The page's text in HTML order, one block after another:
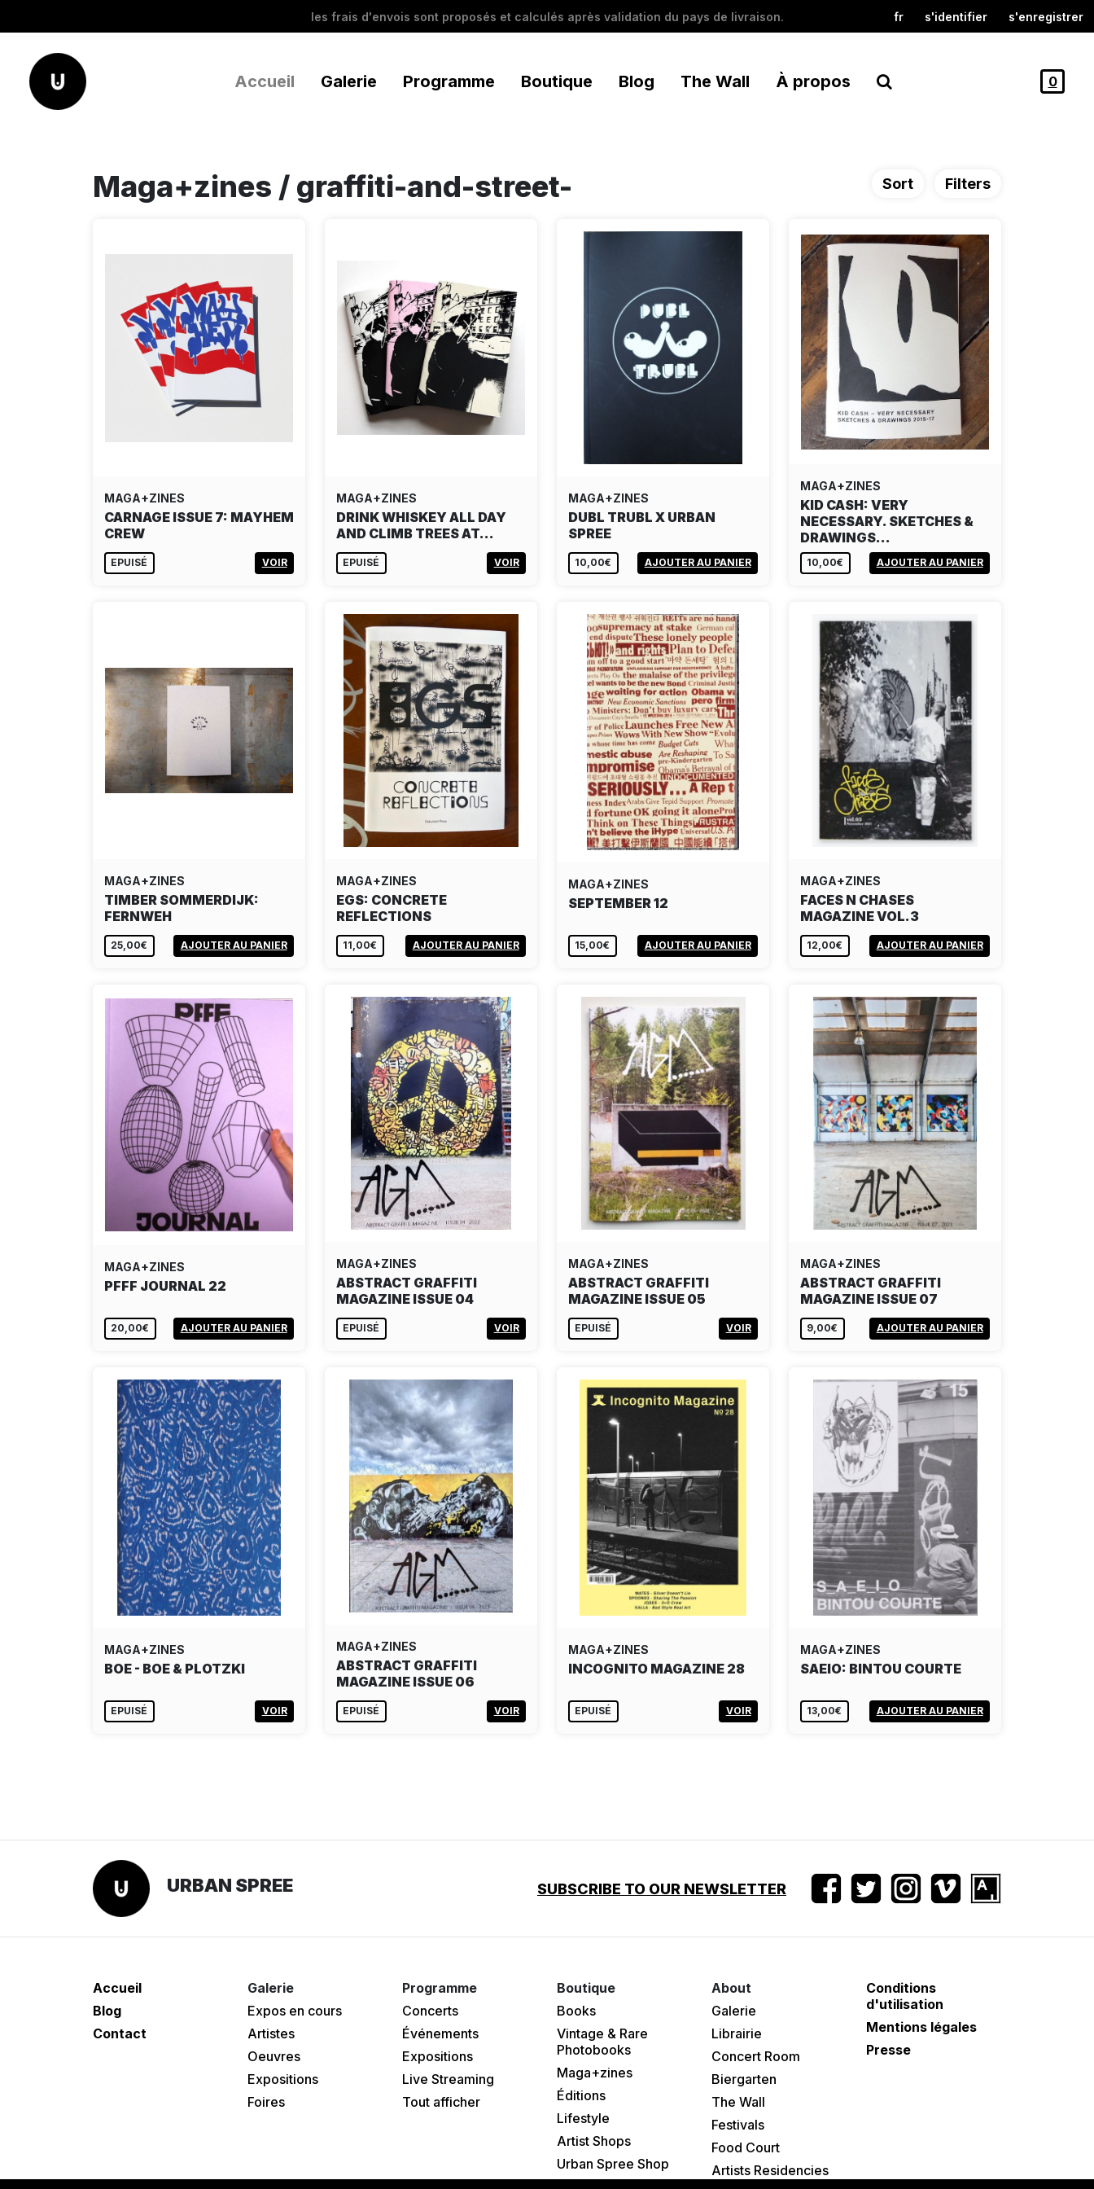
les frais d'envois sont proposés et calculés après validation du pays de livraison. fr s'identifier s'enregistrer
Accueil Galerie Programme Boutique Blog The Wall À propos 0
Maga+zines / graffiti-and-street- Sort Filters
MAGA+ZINES
CARNAGE ISSUE 7: MAYHEM
CREW
EPUISÉ VOIR
MAGA+ZINES
DRINK WHISKEY ALL DAY
AND CLIMB TREES AT…
EPUISÉ VOIR
MAGA+ZINES
DUBL TRUBL X URBAN
SPREE
10,00€ AJOUTER AU PANIER
MAGA+ZINES
KID CASH: VERY
NECESSARY. SKETCHES &
DRAWINGS…
10,00€ AJOUTER AU PANIER
MAGA+ZINES
TIMBER SOMMERDIJK:
FERNWEH
25,00€ AJOUTER AU PANIER
MAGA+ZINES
EGS: CONCRETE
REFLECTIONS
11,00€ AJOUTER AU PANIER
MAGA+ZINES
SEPTEMBER 12
15,00€ AJOUTER AU PANIER
MAGA+ZINES
FACES N CHASES
MAGAZINE VOL.3
12,00€ AJOUTER AU PANIER
MAGA+ZINES
PFFF JOURNAL 22
20,00€ AJOUTER AU PANIER
MAGA+ZINES
ABSTRACT GRAFFITI
MAGAZINE ISSUE 04
EPUISÉ VOIR
MAGA+ZINES
ABSTRACT GRAFFITI
MAGAZINE ISSUE 05
EPUISÉ VOIR
MAGA+ZINES
ABSTRACT GRAFFITI
MAGAZINE ISSUE 07
9,00€ AJOUTER AU PANIER
MAGA+ZINES
BOE - BOE & PLOTZKI
EPUISÉ VOIR
MAGA+ZINES
ABSTRACT GRAFFITI
MAGAZINE ISSUE 06
EPUISÉ VOIR
MAGA+ZINES
INCOGNITO MAGAZINE 28
EPUISÉ VOIR
MAGA+ZINES
SAEIO: BINTOU COURTE
13,00€ AJOUTER AU PANIER
URBAN SPREE SUBSCRIBE TO OUR NEWSLETTER
Accueil
Blog
Contact
Galerie
Expos en cours
Artistes
Oeuvres
Expositions
Foires
Programme
Concerts
Événements
Expositions
Live Streaming
Tout afficher
Boutique
Books
Vintage & Rare
Photobooks
Maga+zines
Éditions
Lifestyle
Artist Shops
Urban Spree Shop
About
Galerie
Librairie
Concert Room
Biergarten
The Wall
Festivals
Food Court
Artists Residencies
Conditions
d'utilisation
Mentions légales
Presse